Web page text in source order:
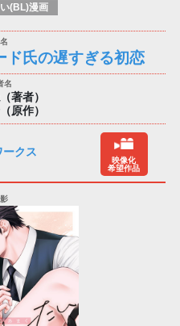
(BL)漫画
ド氏の遅すぎる初恋
著者）
原作）
ークス
映像化
希望作品